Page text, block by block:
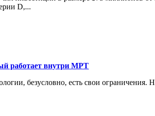
D,...
работает внутри МРТ
безусловно, есть свои